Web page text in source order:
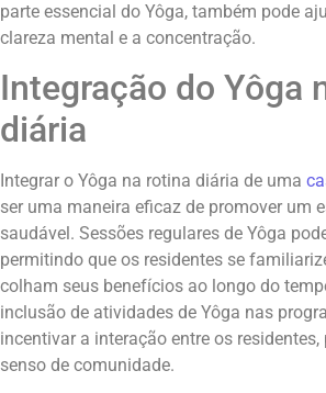
parte essencial do Yôga, também pode
clareza mental e a concentração.
Integração do Yôga
diária
Integrar o Yôga na rotina diária de uma
ser uma maneira eficaz de promover um
saudável. Sessões regulares de Yôga
permitindo que os residentes se
colham seus benefícios ao longo do
inclusão de atividades de Yôga nas
incentivar a interação entre os
senso de comunidade.